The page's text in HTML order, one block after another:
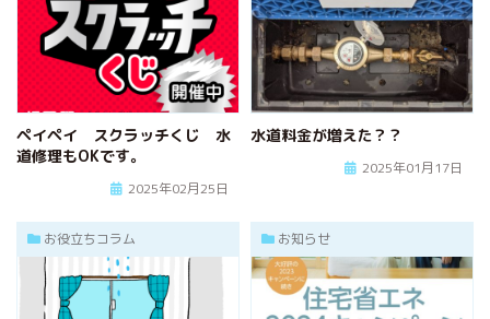
ペイペイ スクラッチくじ 水
道修理もOKです。
2025年02月25日
水道料金が増えた？？
2025年01月17日
お役立ちコラム お知らせ